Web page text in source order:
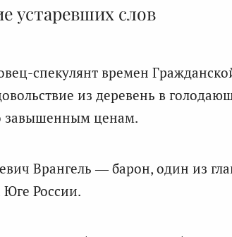
устаревших слов
спекулянт времен
из деревень в
завышенным ценам.
Врангель — барон, один из
России.